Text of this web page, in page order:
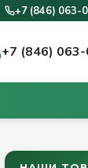
+7 (846) 063-
+7 (846)